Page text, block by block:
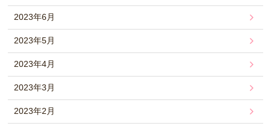
2023年6月
2023年5月
2023年4月
2023年3月
2023年2月